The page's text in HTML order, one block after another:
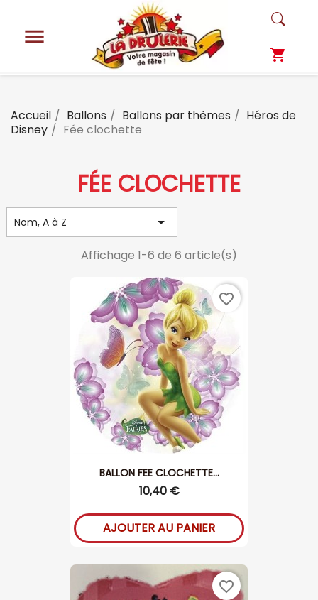

shopping_cart
Accueil Ballons Ballons par thèmes
Héros de
Disney
Fée clochette
FÉE CLOCHETTE
Nom, A à Z 
Affichage 1-6 de 6 article(s)
BALLON FEE CLOCHETTE...
10,40 €
AJOUTER AU PANIER
favorite_border
favorite_border